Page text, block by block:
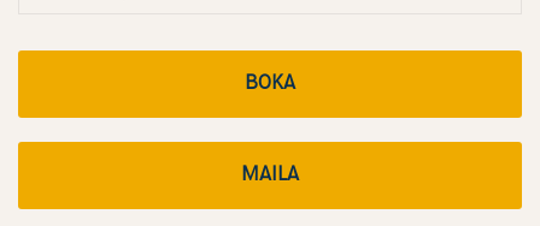
BOKA
MAILA